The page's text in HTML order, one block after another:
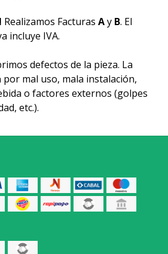
Realizamos Facturas Ay B. El
incluye IVA.
defectos de la pieza. La
por mal uso, mala instalación,
o factores externos (golpes
etc.).